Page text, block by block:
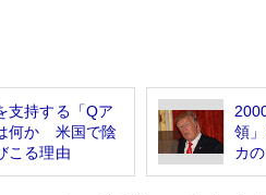
支持する「Qア
何か 米国で陰
こる理由
領
カ